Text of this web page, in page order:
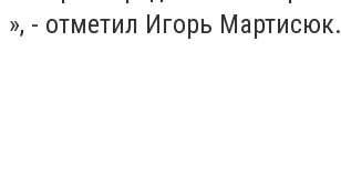
», - отметил Игорь Мартисюк.